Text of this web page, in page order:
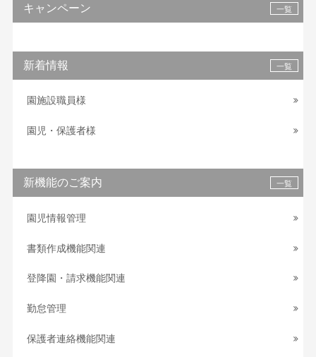
キャンペーン 一覧
新着情報 一覧
園施設職員様
園児・保護者様
新機能のご案内 一覧
園児情報管理
書類作成機能関連
登降園・請求機能関連
勤怠管理
保護者連絡機能関連